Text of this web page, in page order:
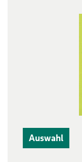
Auswahl